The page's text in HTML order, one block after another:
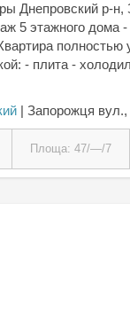
Днепровский р-н,
5 этажного
полностью
- плита -
| Запорожця вул.,
Площа: 47/—/7